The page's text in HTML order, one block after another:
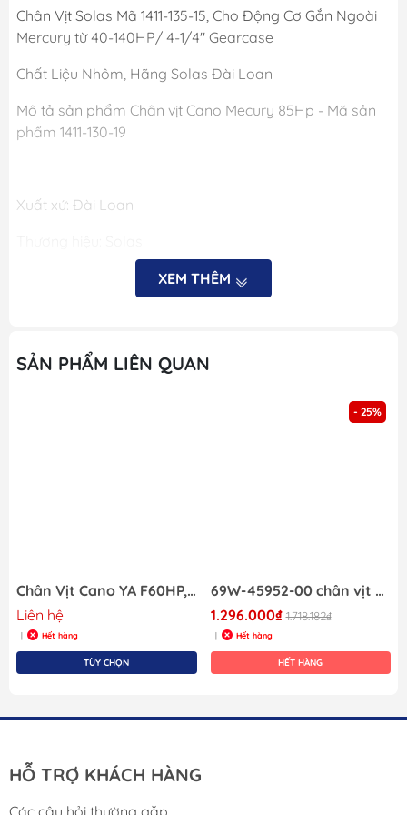
Chân Vịt Solas Mã 1411-135-15, Cho Động Cơ Gắn Ngoài
Mercury từ 40-140HP/ 4-1/4" Gearcase
Chất Liệu Nhôm, Hãng Solas Đài Loan
Mô tả sản phẩm Chân vịt Cano Mecury 85Hp - Mã sản
phẩm 1411-130-19
Xuất xứ: Đài Loan
Bước: 19
Cánh mạnh hơn với hiệu suất tốt hơn
Trục lót bằng cao su
"Nâng Tầm Hiệu Suất &
Tốc Độ Với Chân Vịt
Nhôm Solas (Mã 1411-135-
XEM THÊM
SẢN PHẨM LIÊN QUAN
Chân Vịt Cano YA F60HP, 69W-45943-00-EL (11x15G)
Liên hệ
Hết hàng
TÙY CHỌN
- 25%
69W-45952-00 chân vịt nhôm 11-3/8 x 12G rất phổ biến cho máy 40–60HP Yamaha
1.296.000₫ 1.718.182₫
Hết hàng
HẾT HÀNG
HỖ TRỢ KHÁCH HÀNG